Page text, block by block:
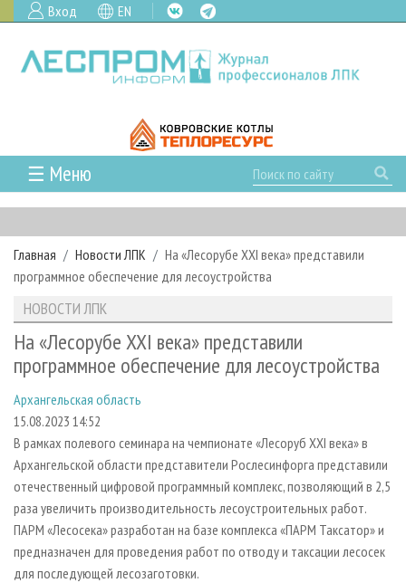
Вход EN
☰ Меню
ГЛАВНАЯ
РУБРИКИ И ТЕМЫ
РУБРИКИ ЖУРНАЛА
ЛЕСОЗАГОТОВКА
ЛЕСОПИЛЕНИЕ
СУШКА ДРЕВЕСИНЫ
ПРОИЗВОДСТВО ДРЕВЕСНЫХ ПЛИТ
ДЕРЕВЯННОЕ ДОМОСТРОЕНИЕ
ПРОИЗВОДСТВО МЕБЕЛИ
БИОЭНЕРГЕТИКА
ЦБП
НОВОСТИ
НОВОСТИ ЛПК
НОВОСТИ ЖУРНАЛА
ПРОЕКТЫ ЛПИ
АНАЛИТИКА
ПРЕДПРИЯТИЯ ЛПК
ПЕРСОНЫ
МОБИЛЬНЫЕ ВЫСТАВКИ
ОФИЦИАЛЬНЫЕ ДЕЛЕГАЦИИ
ПРИОРИТЕТНЫЕ ИНВЕСТПРОЕКТЫ
RUSSIAN FORESTRY REVIEW
ГАЗЕТА ЛЕСПРОМФОРУМ
АРХИВ
АРХИВ ЖУРНАЛОВ
О ЖУРНАЛЕ
ПОДПИСКА
КОНТАКТЫ
РЕКЛАМОДАТЕЛЯМ
РЕКЛАМА
РЕКЛАМА НА САЙТЕ
Главная Новости ЛПК
На «Лесорубе XXI века» представили
программное обеспечение для лесоустройства
НОВОСТИ ЛПК
На «Лесорубе XXI века» представили
программное обеспечение для лесоустройства
Архангельская область
15.08.2023 14:52
В рамках полевого семинара на чемпионате «Лесоруб XXI века» в
Архангельской области представители Рослесинфорга представили
отечественный цифровой программный комплекс, позволяющий в 2,5
раза увеличить производительность лесоустроительных работ.
ПАРМ «Лесосека» разработан на базе комплекса «ПАРМ Таксатор» и
предназначен для проведения работ по отводу и таксации лесосек
для последующей лесозаготовки.